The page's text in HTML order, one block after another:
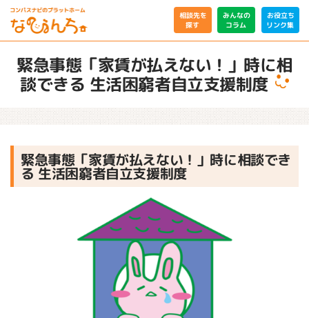
相談先を
探す
みんなの
コラム
お役立ち
リンク集
緊急事態「家賃が払えない！」時に相
談できる 生活困窮者自立支援制度
緊急事態「家賃が払えない！」時に相談でき
る 生活困窮者自立支援制度